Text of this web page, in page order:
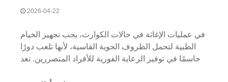
2026-04-22
في عمليات الإغاثة في حالات الكوارث، يجب تجهيز الخيام
الطبية لتحمل الظروف الجوية القاسية، لأنها تلعب دورًا
حاسمًا في توفير الرعاية الفورية للأفراد المتضررين. تعد